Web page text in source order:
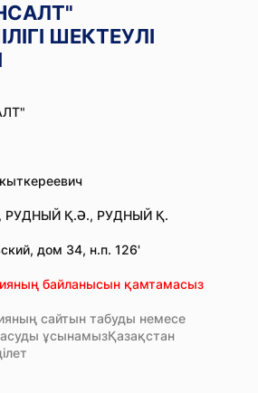
ШЕКТЕУЛІ
Қ.Ә., РУДНЫЙ Қ.
дом 34, н.п. 126'
байланысын қамтамасыз
сайтын табуды немесе
ұсынамызҚазақстан